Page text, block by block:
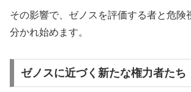
その影響で、ゼノスを評価する者と危険
分かれ始めます。
ゼノスに近づく新たな権力者たち